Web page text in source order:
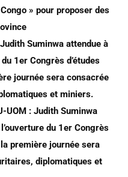
» pour proposer des
Suminwa attendue à
1er Congrès d’études
journée sera consacrée
et miniers.
UOM : Judith Suminwa
du 1er Congrès
première journée sera
diplomatiques et